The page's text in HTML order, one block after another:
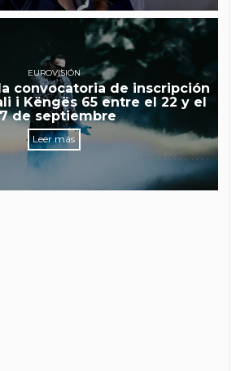
EUROVISIÓN
convocatoria de inscripción
i Këngës 65 entre el 22 y el
de septiembre
Leer más